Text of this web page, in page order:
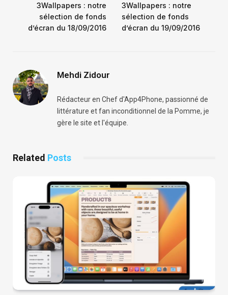
3Wallpapers : notre
sélection de fonds
d’écran du 18/09/2016
3Wallpapers : notre
sélection de fonds
d’écran du 19/09/2016
Mehdi Zidour
Rédacteur en Chef d'App4Phone, passionné de
littérature et fan inconditionnel de la Pomme, je
gère le site et l'équipe.
Related Posts